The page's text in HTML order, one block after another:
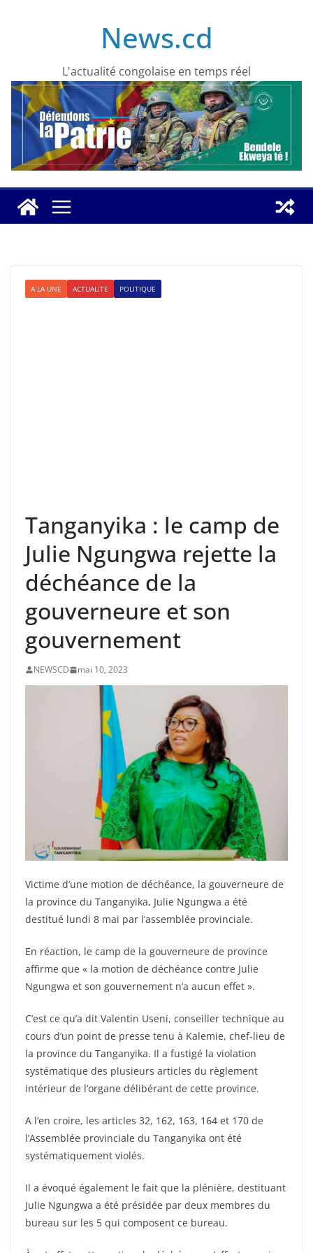
News.cd
L'actualité congolaise en temps réel
A LA UNE ACTUALITE POLITIQUE
Tanganyika : le camp de
Julie Ngungwa rejette la
déchéance de la
gouverneure et son
gouvernement
NEWSCD mai 10, 2023
Victime d’une motion de déchéance, la gouverneure de
la province du Tanganyika, Julie Ngungwa a été
destitué lundi 8 mai par l’assemblée provinciale.
En réaction, le camp de la gouverneure de province
affirme que « la motion de déchéance contre Julie
Ngungwa et son gouvernement n’a aucun effet ».
C’est ce qu’a dit Valentin Useni, conseiller technique au
cours d’un point de presse tenu à Kalemie, chef-lieu de
la province du Tanganyika. Il a fustigé la violation
systématique des plusieurs articles du règlement
intérieur de l’organe délibérant de cette province.
A l’en croire, les articles 32, 162, 163, 164 et 170 de
l’Assemblée provinciale du Tanganyika ont été
systématiquement violés.
Il a évoqué également le fait que la plénière, destituant
Julie Ngungwa a été présidée par deux membres du
bureau sur les 5 qui composent ce bureau.